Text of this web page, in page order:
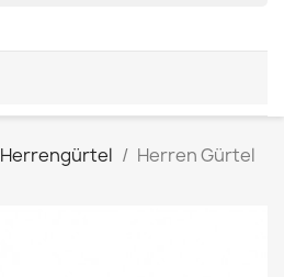
Herrengürtel
Herren Gürtel